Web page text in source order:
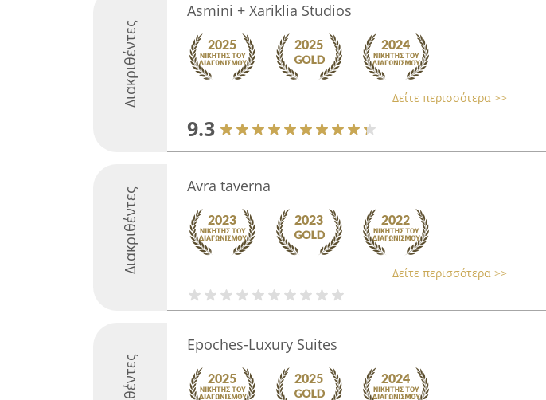
Διακριθέντες
Asmini + Xariklia Studios
Δείτε περισσότερα >>
9.3
Διακριθέντες
Avra taverna
Δείτε περισσότερα >>
Epoches-Luxury Suites